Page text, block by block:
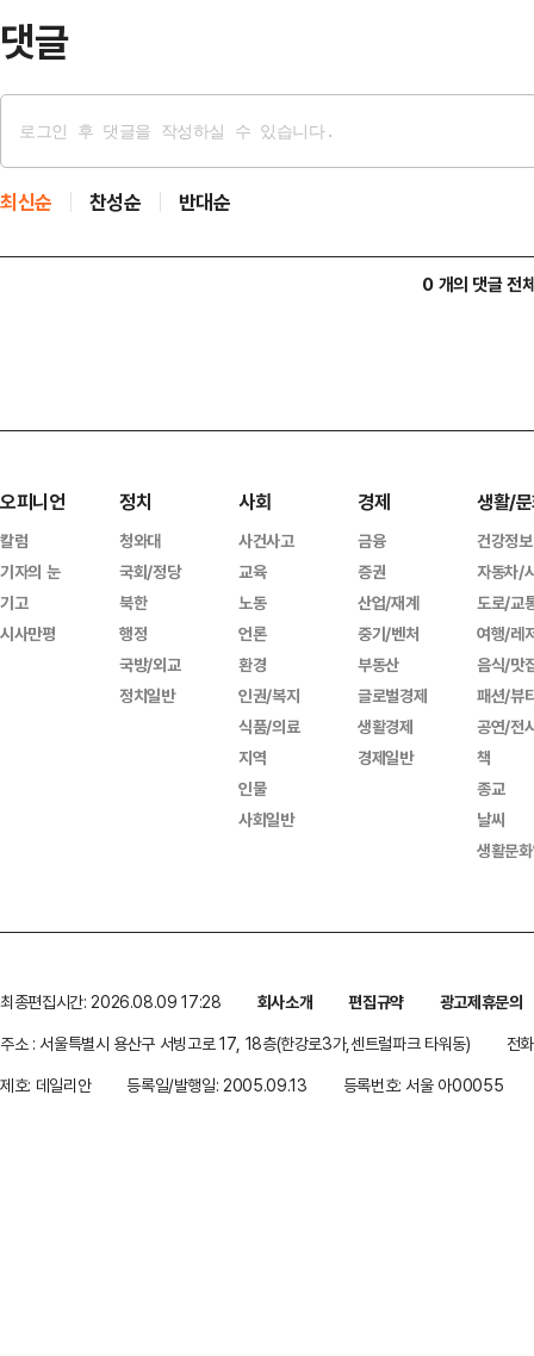
댓글
최신순 찬성순 반대순
0 개의 댓글 전
오피니언
칼럼
기자의 눈
기고
시사만평
정치
청와대
국회/정당
북한
행정
국방/외교
정치일반
사회
사건사고
교육
노동
언론
환경
인권/복지
식품/의료
지역
인물
사회일반
경제
금융
증권
산업/재계
중기/벤처
부동산
글로벌경제
생활경제
경제일반
생활/
건강정보
자동차/
도로/교
여행/레
음식/맛
패션/뷰
공연/전
책
종교
날씨
생활문
최종편집시간: 2026.08.09 17:28 회사소개 편집규약
광고제휴문의
주소 : 서울특별시 용산구 서빙고로 17, 18층(한강로3가,센트럴파크 타워동)
전
제호: 데일리안
등록일/발행일: 2005.09.13 등록번호: 서울 아00055